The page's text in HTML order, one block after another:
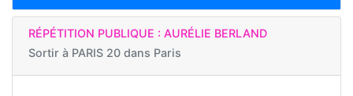
RÉPÉTITION PUBLIQUE : AURÉLIE BERLAND
Sortir à PARIS 20 dans Paris